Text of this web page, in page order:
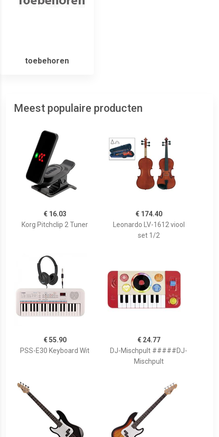
toebehoren
Meest populaire producten
€ 16.03
Korg Pitchclip 2 Tuner
€ 174.40
Leonardo LV-1612 viool
set 1/2
€ 55.90
PSS-E30 Keyboard Wit
€ 24.77
DJ-Mischpult #####DJ-
Mischpult